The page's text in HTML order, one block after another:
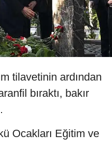
tilavetinin ardından
bıraktı, bakır
Ocakları Eğitim ve